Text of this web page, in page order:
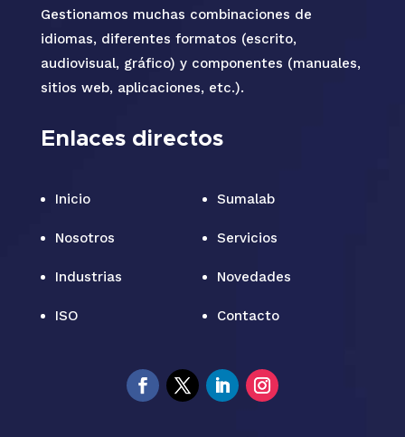
Gestionamos muchas combinaciones de
idiomas, diferentes formatos (escrito,
audiovisual, gráfico) y componentes (manuales,
sitios web, aplicaciones, etc.).
Enlaces directos
Inicio Sumalab
Nosotros Servicios
Industrias Novedades
ISO Contacto